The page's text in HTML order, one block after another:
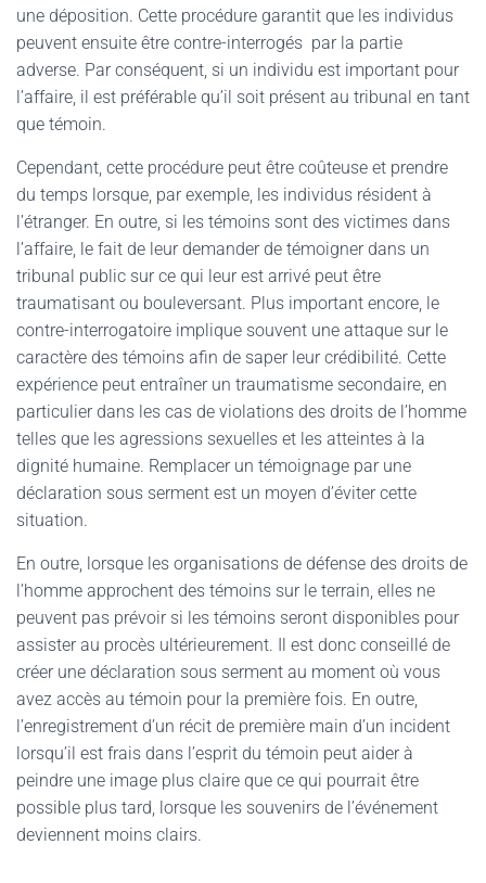
une déposition. Cette procédure garantit que les individus
peuvent ensuite être contre-interrogés par la partie
adverse. Par conséquent, si un individu est important pour
l’affaire, il est préférable qu’il soit présent au tribunal en tant
que témoin.
Cependant, cette procédure peut être coûteuse et prendre
du temps lorsque, par exemple, les individus résident à
l’étranger. En outre, si les témoins sont des victimes dans
l’affaire, le fait de leur demander de témoigner dans un
tribunal public sur ce qui leur est arrivé peut être
traumatisant ou bouleversant. Plus important encore, le
contre-interrogatoire implique souvent une attaque sur le
caractère des témoins afin de saper leur crédibilité. Cette
expérience peut entraîner un traumatisme secondaire, en
particulier dans les cas de violations des droits de l’homme
telles que les agressions sexuelles et les atteintes à la
dignité humaine. Remplacer un témoignage par une
déclaration sous serment est un moyen d’éviter cette
situation.
En outre, lorsque les organisations de défense des droits de
l’homme approchent des témoins sur le terrain, elles ne
peuvent pas prévoir si les témoins seront disponibles pour
assister au procès ultérieurement. Il est donc conseillé de
créer une déclaration sous serment au moment où vous
avez accès au témoin pour la première fois. En outre,
l’enregistrement d’un récit de première main d’un incident
lorsqu’il est frais dans l’esprit du témoin peut aider à
peindre une image plus claire que ce qui pourrait être
possible plus tard, lorsque les souvenirs de l’événement
deviennent moins clairs.